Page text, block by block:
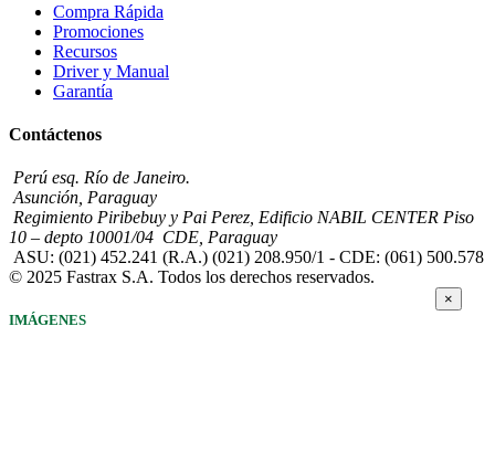
Compra Rápida
Promociones
Recursos
Driver y Manual
Garantía
Contáctenos
Perú esq. Río de Janeiro.
Asunción, Paraguay
Regimiento Piribebuy y Pai Perez, Edificio NABIL CENTER Piso
10 – depto 10001/04 CDE, Paraguay
ASU: (021) 452.241 (R.A.) (021) 208.950/1 - CDE: (061) 500.578
© 2025 Fastrax S.A. Todos los derechos reservados.
IMÁGENES
×